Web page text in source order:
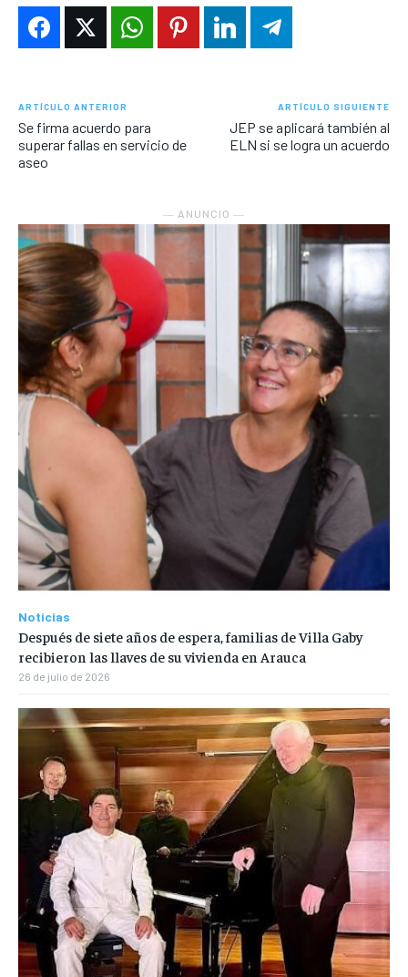
ARTÍCULO ANTERIOR
Se firma acuerdo para
superar fallas en servicio de
aseo
ARTÍCULO SIGUIENTE
JEP se aplicará también al
ELN si se logra un acuerdo
― ANUNCIO ―
Noticias
Después de siete años de espera, familias de Villa Gaby
recibieron las llaves de su vivienda en Arauca
26 de julio de 2026